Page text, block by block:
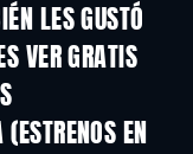
LES GUSTÓ
VER GRATIS
EN